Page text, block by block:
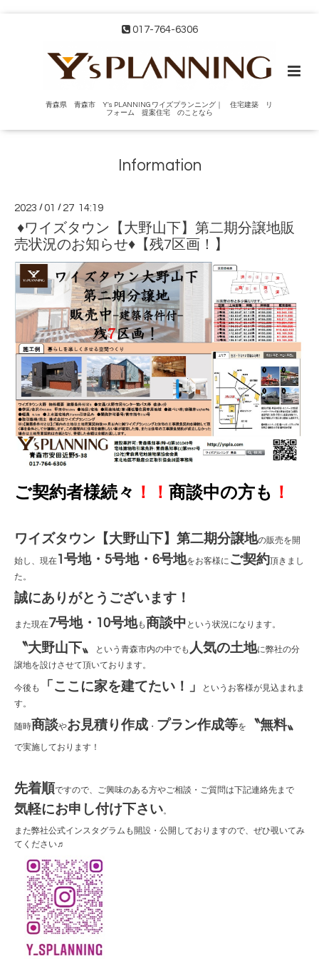
017-764-6306
青森県 青森市 Y's PLANNING ワイズプランニング｜ 住宅建築 リ
フォーム 提案住宅 のことなら
Information
2023 /01 / 27 14:19
♦ワイズタウン【大野山下】第二期分譲地販
売状況のお知らせ♦【残7区画！】
ご契約者様続々 ！！ 商談中の方も ！
ワイズタウン【大野山下】第二期分譲地の販売を開
始し、現在1号地・5号地・6号地をお客様に ご契約 頂きまし
た。
誠にありがとうございます！
また現在7号地・10号地も 商談中 という状況になります。
〝大野山下〟 という青森市内の中でも 人気の土地に弊社の分
譲地を設けさせて頂いております。
今後も 「ここに家を建てたい！」
というお客様が見込まれま
す。
随時商談やお見積り作成 ・ プラン作成等を 〝無料〟
で実施しております！
先着順ですので、ご興味のある方やご相談・ご質問は下記連絡先まで
気軽にお申し付け下さい。
また弊社公式インスタグラムも開設・公開しておりますので、ぜひ覗いてみ
てください♬